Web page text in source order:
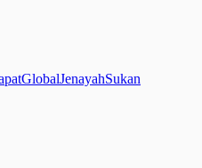
GlobalJenayahSukan